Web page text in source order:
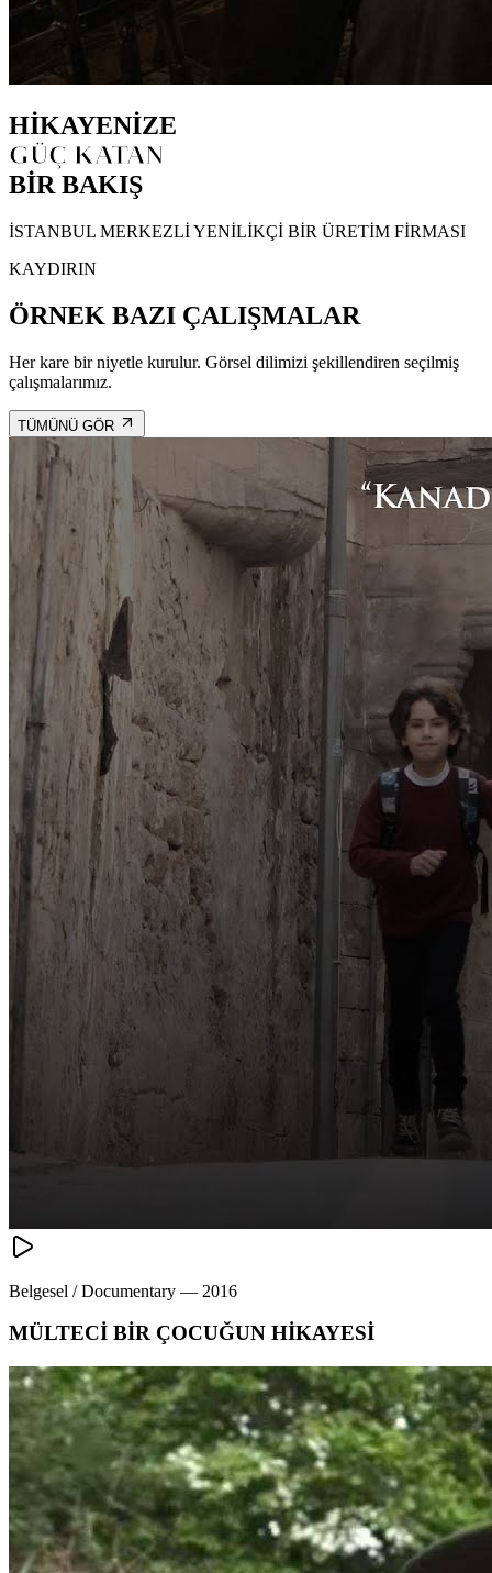
HİKAYENİZE
GÜÇ KATAN
BİR BAKIŞ
İSTANBUL MERKEZLİ YENİLİKÇİ BİR ÜRETİM FİRMASI
KAYDIRIN
ÖRNEK BAZI ÇALIŞMALAR
Her kare bir niyetle kurulur. Görsel dilimizi şekillendiren seçilmiş
çalışmalarımız.
TÜMÜNÜ GÖR
Belgesel / Documentary — 2016
MÜLTECİ BİR ÇOCUĞUN HİKAYESİ